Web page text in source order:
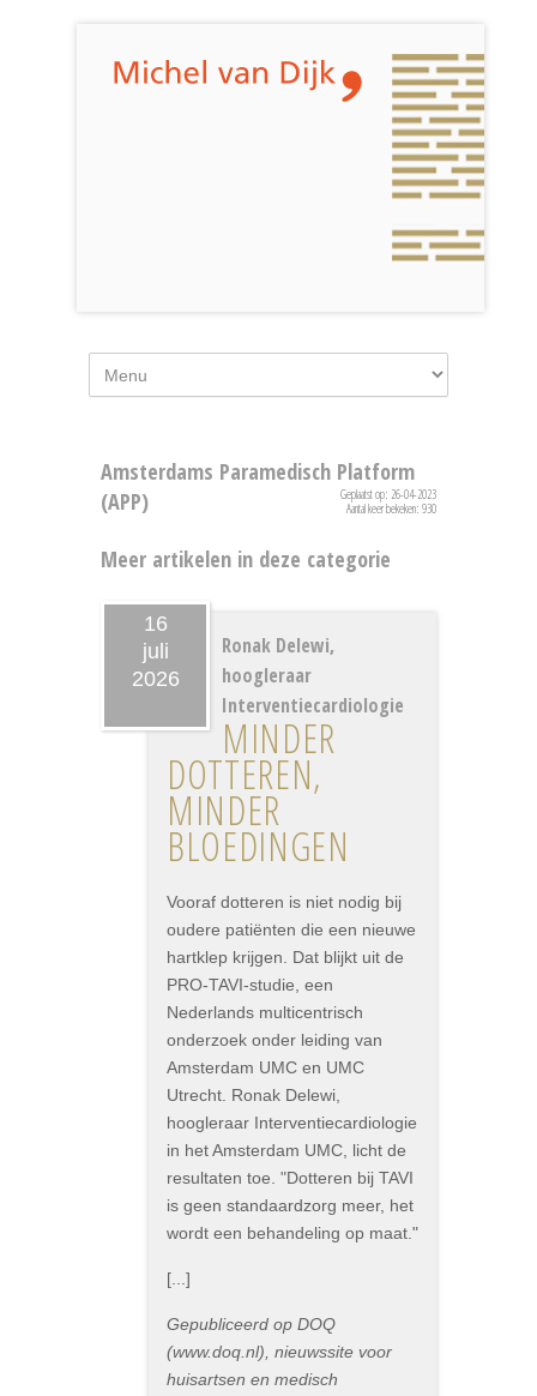
Amsterdams Paramedisch Platform
(APP)
Geplaatst op: 26-04-2023
Aantal keer bekeken: 930
Meer artikelen in deze categorie
16
juli
2026
Ronak Delewi,
hoogleraar
Interventiecardiologie
MINDER
DOTTEREN,
MINDER
BLOEDINGEN
Vooraf dotteren is niet nodig bij
oudere patiënten die een nieuwe
hartklep krijgen. Dat blijkt uit de
PRO-TAVI-studie, een
Nederlands multicentrisch
onderzoek onder leiding van
Amsterdam UMC en UMC
Utrecht. Ronak Delewi,
hoogleraar Interventiecardiologie
in het Amsterdam UMC, licht de
resultaten toe. "Dotteren bij TAVI
is geen standaardzorg meer, het
wordt een behandeling op maat."
[...]
Gepubliceerd op DOQ
(www.doq.nl), nieuwssite voor
huisartsen en medisch